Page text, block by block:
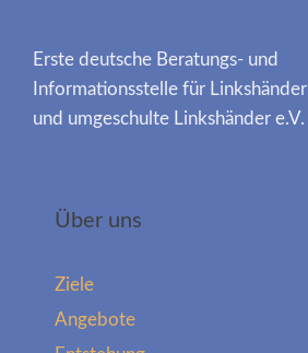
Erste deutsche Beratungs- und
Informationsstelle für Linkshänder
und umgeschulte Linkshänder e.V.
Über uns
Ziele
Angebote